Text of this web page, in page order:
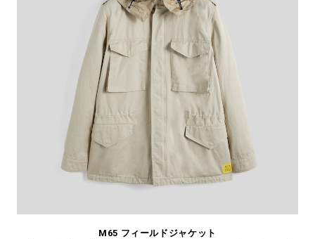
M65 フィールドジャケット